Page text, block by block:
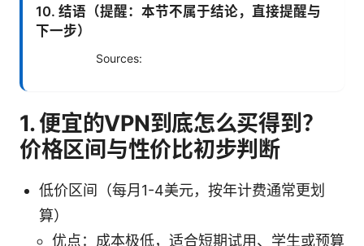
10. 结语（提醒：本节不属于结论，直接提醒与
下一步）
Sources:
1. 便宜的VPN到底怎么买得到？
价格区间与性价比初步判断
低价区间（每月1-4美元，按年计费通常更划
算）
优点：成本极低，适合短期试用、学生或预算